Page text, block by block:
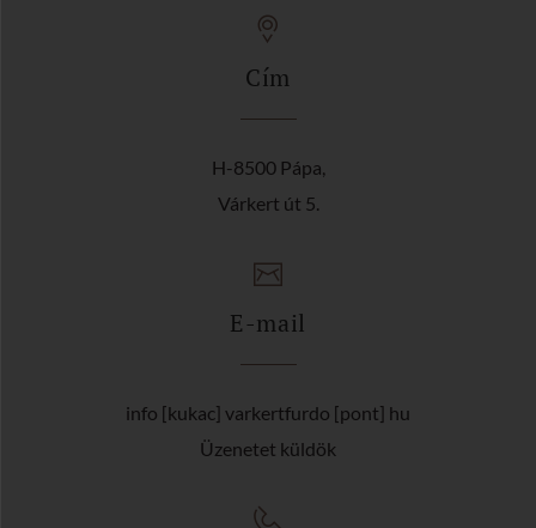
Cím
H-8500 Pápa,
Várkert út 5.
E-mail
info [kukac] varkertfurdo [pont] hu
Üzenetet küldök